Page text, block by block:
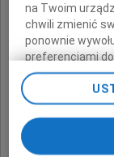
na Twoim
chwili zmienić
ponownie
preferencjami
odnośnik
przechodząc do
Zmiana
pomocą
My, nasi Zaufani